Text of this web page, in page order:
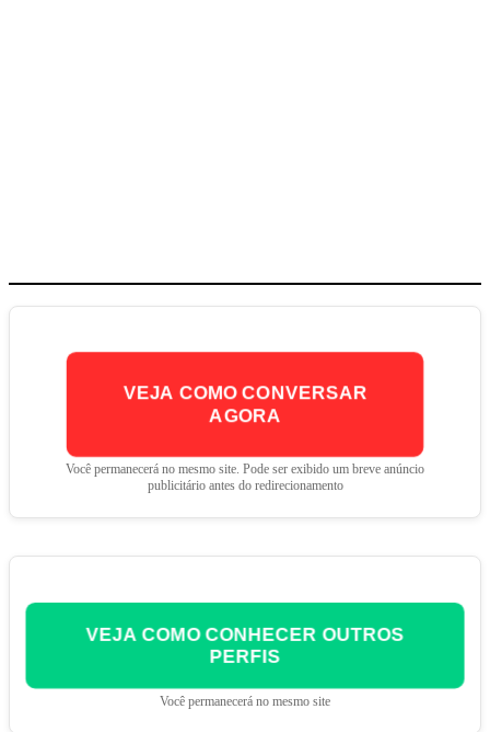
VEJA COMO CONVERSAR
AGORA
Você permanecerá no mesmo site. Pode ser exibido um breve anúncio
publicitário antes do redirecionamento
VEJA COMO CONHECER OUTROS
PERFIS
Você permanecerá no mesmo site